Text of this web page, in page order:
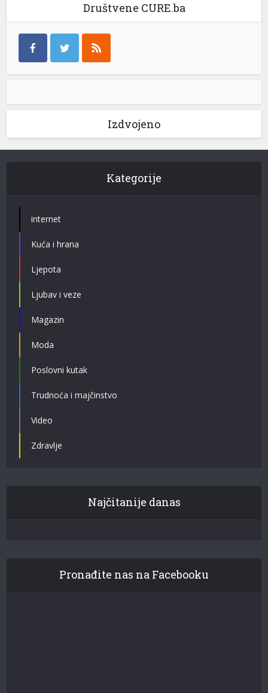
Društvene CURE.ba
Izdvojeno
Kategorije
internet
Kuća i hrana
Ljepota
Ljubav i veze
Magazin
Moda
Poslovni kutak
Trudnoća i majčinstvo
Video
Zdravlje
Najčitanije danas
Pronađite nas na Facebooku